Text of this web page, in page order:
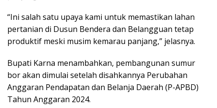
“Ini salah satu upaya kami untuk memastikan lahan
pertanian di Dusun Bendera dan Belangguan tetap
produktif meski musim kemarau panjang,” jelasnya.
Bupati Karna menambahkan, pembangunan sumur
bor akan dimulai setelah disahkannya Perubahan
Anggaran Pendapatan dan Belanja Daerah (P-APBD)
Tahun Anggaran 2024.